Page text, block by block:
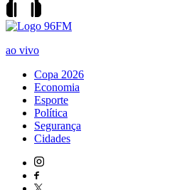
ao vivo
Copa 2026
Economia
Esporte
Política
Segurança
Cidades